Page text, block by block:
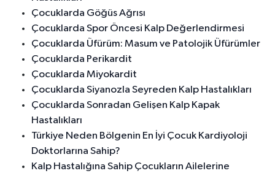
Çocuklarda Göğüs Ağrısı
Çocuklarda Spor Öncesi Kalp Değerlendirmesi
Çocuklarda Üfürüm: Masum ve Patolojik Üfürümler
Çocuklarda Perikardit
Çocuklarda Miyokardit
Çocuklarda Siyanozla Seyreden Kalp Hastalıkları
Çocuklarda Sonradan Gelişen Kalp Kapak
Hastalıkları
Türkiye Neden Bölgenin En İyi Çocuk Kardiyoloji
Doktorlarına Sahip?
Kalp Hastalığına Sahip Çocukların Ailelerine